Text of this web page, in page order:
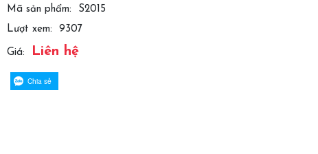
Mã sản phẩm:
S2015
Lượt xem:
9307
Giá: Liên hệ
Chia sẻ